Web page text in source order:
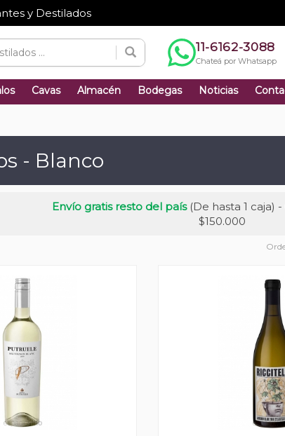
y Destilados
11-6162-3088
Chateá por Whatsapp
Cavas Almacén Bodegas Noticias
- Blanco
Envío gratis resto del país(De hasta 1 caja)
$150.000